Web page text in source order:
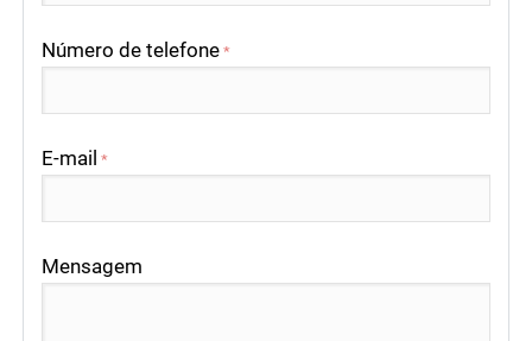
Número de telefone *
E-mail *
Mensagem